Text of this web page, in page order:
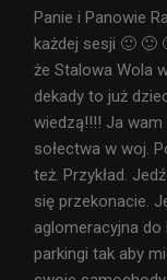
Panie i Panowie
każdej sesji 🙂 🙂
że Stalowa Wola
dekady to już
wiedzą!!!! Ja
sołectwa w woj.
też. Przykład.
się przekonacie.
aglomeracyjna do
parkingi tak aby